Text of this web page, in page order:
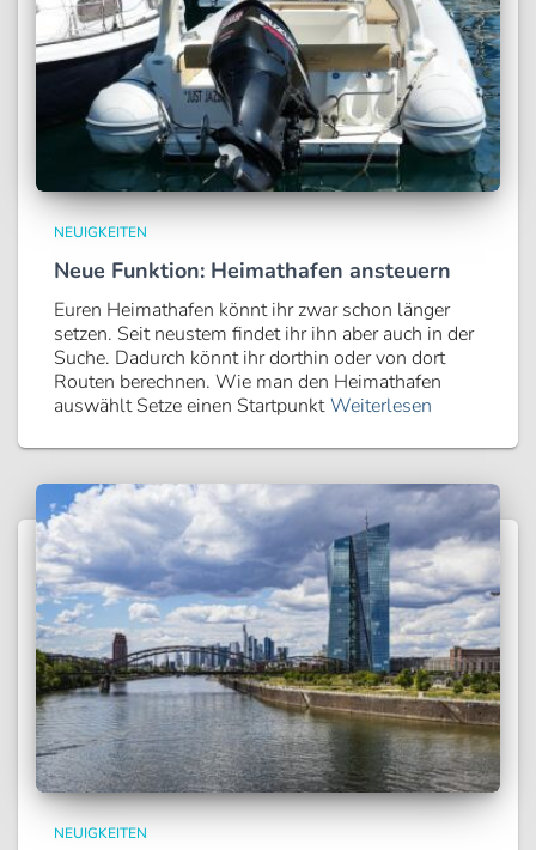
NEUIGKEITEN
Neue Funktion: Heimathafen ansteuern
Euren Heimathafen könnt ihr zwar schon länger
setzen. Seit neustem findet ihr ihn aber auch in der
Suche. Dadurch könnt ihr dorthin oder von dort
Routen berechnen. Wie man den Heimathafen
auswählt Setze einen Startpunkt Weiterlesen
NEUIGKEITEN